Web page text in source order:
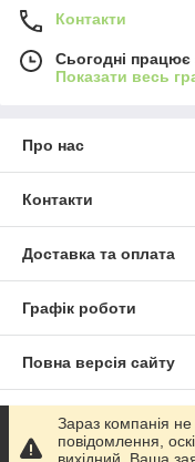
Контакти
Сьогодні працює
Показати весь
Про нас
Контакти
Доставка та оплата
Графік роботи
Повна версія сайту
Сайт створено на
Зараз компанія
повідомлення,